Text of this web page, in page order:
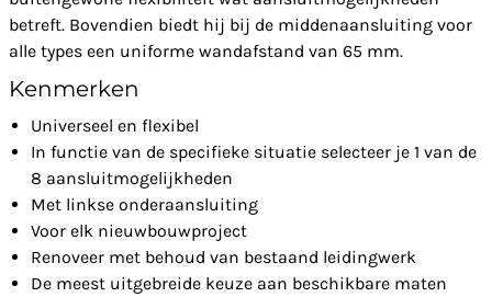
betreft. Bovendien biedt hij bij de middenaansluiting voor
alle types een uniforme wandafstand van 65 mm.
Kenmerken
Universeel en flexibel
In functie van de specifieke situatie selecteer je 1 van de
8 aansluitmogelijkheden
Met linkse onderaansluiting
Voor elk nieuwbouwproject
Renoveer met behoud van bestaand leidingwerk
De meest uitgebreide keuze aan beschikbare maten